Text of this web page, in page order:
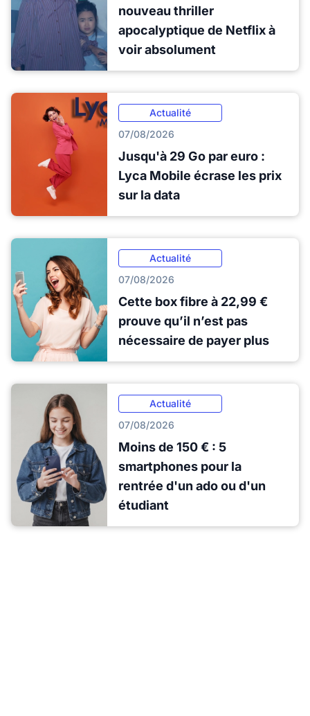
nouveau thriller
apocalyptique de Netflix à
voir absolument
Actualité
07/08/2026
Jusqu'à 29 Go par euro :
Lyca Mobile écrase les prix
sur la data
Actualité
07/08/2026
Cette box fibre à 22,99 €
prouve qu’il n’est pas
nécessaire de payer plus
Actualité
07/08/2026
Moins de 150 € : 5
smartphones pour la
rentrée d'un ado ou d'un
étudiant